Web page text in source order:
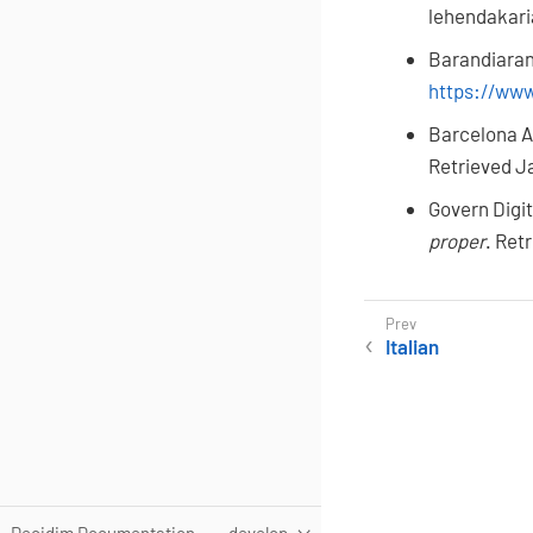
https://
Barcelona
Retrieved
Govern
proper.
Italian